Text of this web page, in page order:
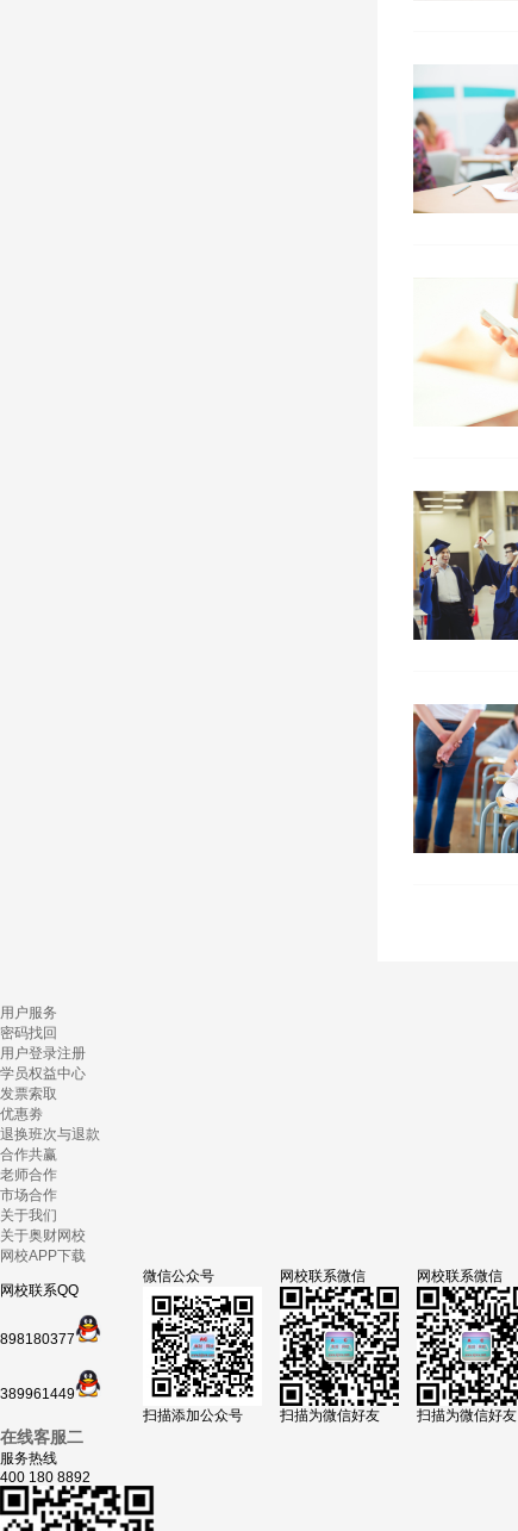
用户服务
密码找回
用户登录注册
学员权益中心
发票索取
优惠劵
退换班次与退款
合作共赢
老师合作
市场合作
关于我们
关于奥财网校
网校APP下载
网校联系QQ
898180377
389961449
微信公众号
扫描添加公众号
网校联系微信
扫描为微信好友
网校联系微信
扫描为微信好友
在线客服二
服务热线
400 180 8892